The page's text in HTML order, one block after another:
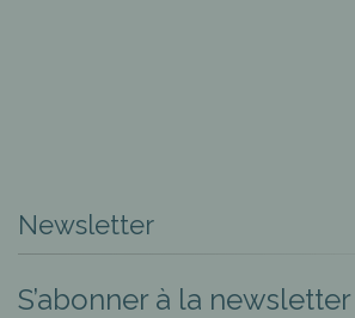
Newsletter
S’abonner à la newsletter